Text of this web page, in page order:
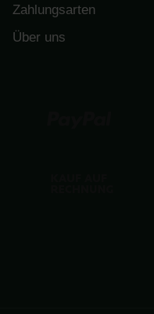
Zahlungsarten
Über uns